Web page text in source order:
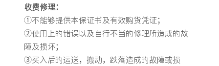
收费修理：
①不能够提供本保证书及有效购货凭证；
②使用上的错误以及自行不当的修理所造成的故
障及损坏；
③买入后的运送，搬动，跌落造成的故障或损